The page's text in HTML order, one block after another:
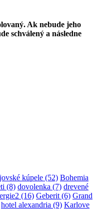
Ak nebude jeho
schválený a následne
kúpele (52) Bohemia
(8) dovolenka (7) drevené
(16) Geberit(6) Grand
hotel alexandria (9) Karlove